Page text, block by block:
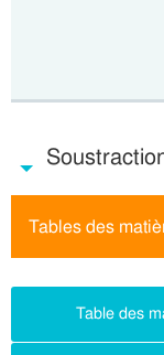
Tables des
Table des